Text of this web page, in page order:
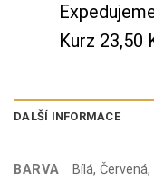
Kurz 23,50
DALŠÍ INFORMACE
BARVA Bílá,